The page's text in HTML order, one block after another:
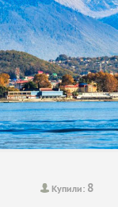
Купили: 8